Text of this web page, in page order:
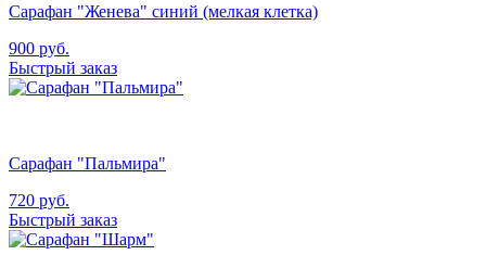
Сарафан "Женева" синий (мелкая клетка)
900 руб.
Быстрый заказ
Сарафан "Пальмира"
720 руб.
Быстрый заказ